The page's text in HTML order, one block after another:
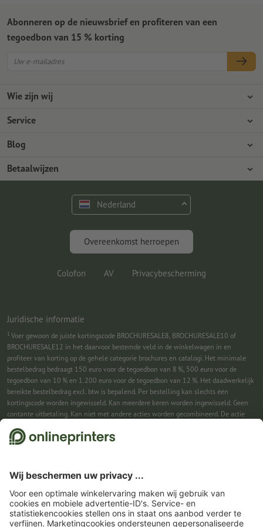
Wie zijn wij
Ondernemingen
Milieubescherming
Service
Betaalwijzen
Verzending
Premium programma
Blog
Photoshop-tutorials
Gratis lettertypes en fonts
Marketing en insights
Betaalwijzen
Abonneren op de nieuwsbrief en profiteren van een
tegoedbon van 15 % korting
Nederland
Overeenkomst herroepen
Colofon AV Privacybescherming
Juridische informatie
1 Voer gewoon de juiste kortingscode BROCHURESALE8, BROCHURESALE10 of
BROCHURESALE12 in het daarvoor bestemde veld in de winkelwagen in en
profiteer van korting op de gehele categorie brochures en catalogi. Het minimale
bestelbedrag bedraagt 150 euro voor de tegoedbon van 8 %, 500 euro voor de
tegoedbon van 10 % en 1.200 euro voor de tegoedbon van 12 %. Het daadwerkelijk
bereikte bestelbedrag excl. btw is bepalend. Per bestelling kan slechts één
kortingscode worden ingewisseld. Kan meerdere keren worden ingewisseld. Geen
contante uitbetaling. Kan niet met andere acties worden gecombineerd. De actie
2Je ontvangst eerst een e-mail waarin je de aanmelding voor de nieuwsbrief
ingewisseld. Geen minimumbestelwaarde. Maximale hoogte van de korting: € 150
van de bestelwaarde (netto). Geen contante uitbetaling. Kan niet worden
gecombineerd met andere acties of kortingscodes.De tegoedbon is na ontvangst
zes weken geldig.